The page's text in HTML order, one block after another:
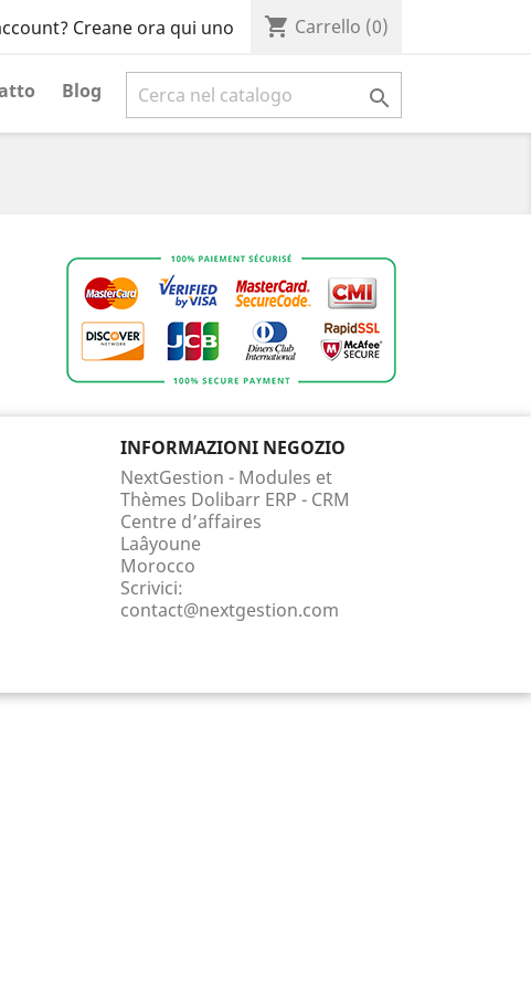
Creane ora qui uno shopping_cart Carrello (0)
Blog 
INFORMAZIONI NEGOZIO
NextGestion - Modules et
Thèmes Dolibarr ERP - CRM
Centre d’affaires
Laâyoune
Morocco
Scrivici:
contact@nextgestion.com